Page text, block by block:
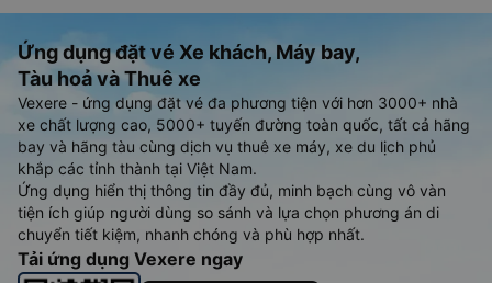
Ứng dụng đặt vé Xe khách, Máy bay,
Tàu hoả và Thuê xe
Vexere - ứng dụng đặt vé đa phương tiện với hơn 3000+ nhà
xe chất lượng cao, 5000+ tuyến đường toàn quốc, tất cả hãng
bay và hãng tàu cùng dịch vụ thuê xe máy, xe du lịch phủ
khắp các tỉnh thành tại Việt Nam.
Ứng dụng hiển thị thông tin đầy đủ, minh bạch cùng vô vàn
tiện ích giúp người dùng so sánh và lựa chọn phương án di
chuyển tiết kiệm, nhanh chóng và phù hợp nhất.
Tải ứng dụng Vexere ngay